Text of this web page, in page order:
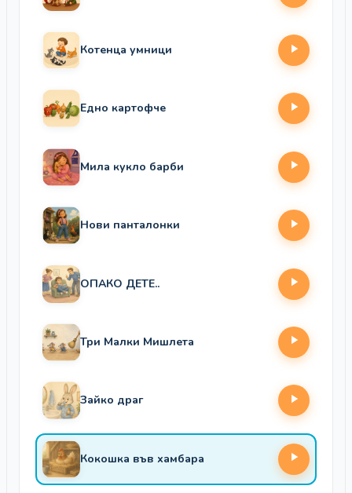
Котенца умници
Едно картофче
Мила кукло барби
Нови панталонки
ОПАКО ДЕТЕ..
Три Малки Мишлета
Зайко драг
Кокошка във хамбара